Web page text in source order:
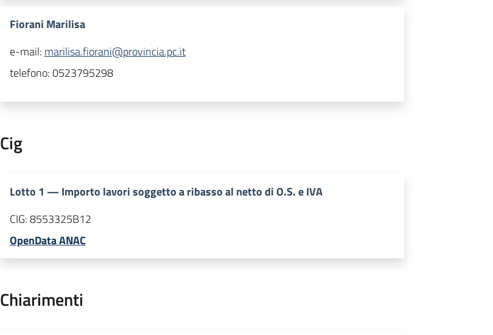
Fiorani Marilisa
e-mail: marilisa.fiorani@provincia.pc.it
telefono:0523795298
Cig
Lotto 1 — Importo lavori soggetto a ribasso al netto di O.S. e IVA
CIG:8553325B12
OpenData ANAC
Chiarimenti